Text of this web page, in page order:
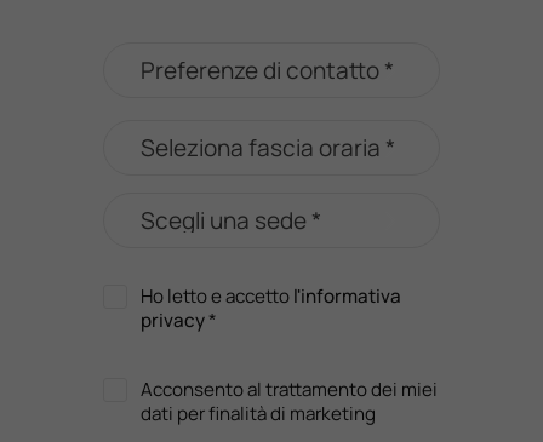
Ho letto e accettol'informativa
privacy*
Acconsento al trattamento dei miei
dati per finalità di marketing